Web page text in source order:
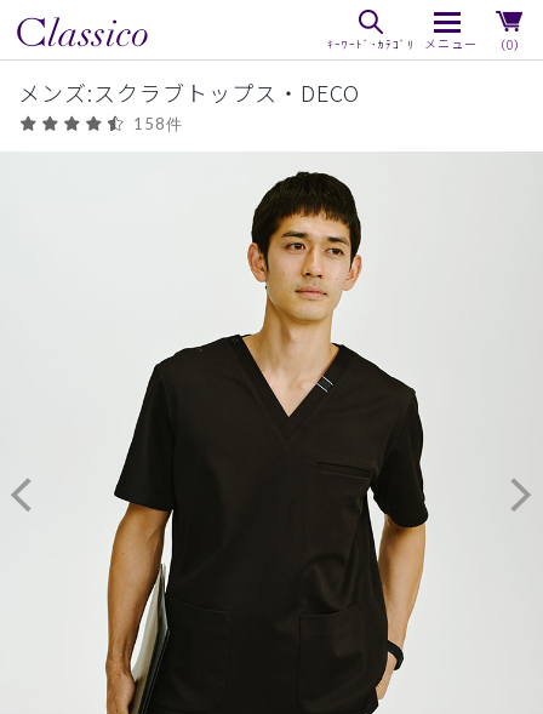
（0）
メンズ:スクラブトップス・DECO
158件